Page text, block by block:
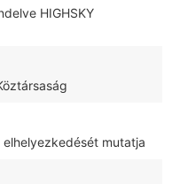
HIGHSKY
mutatja